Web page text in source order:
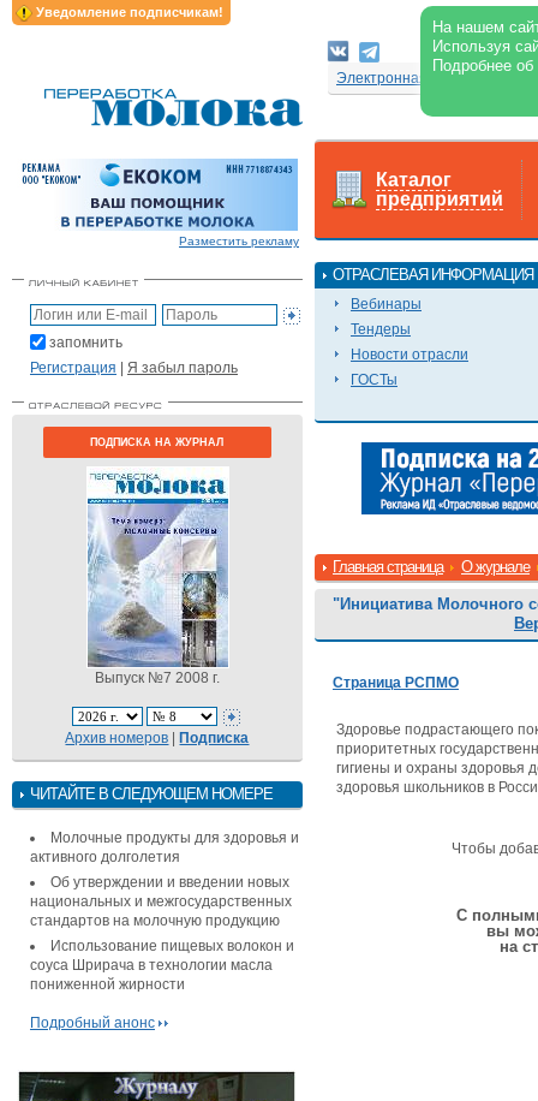
Уведомление подписчикам!
На нашем
Используя
Подробнее
Электронная версия
Разместить рекламу
запомнить
Регистрация | Я забыл пароль
ПОДПИСКА НА ЖУРНАЛ
Выпуск №7 2008 г.
Архив номеров |Подписка
ЧИТАЙТЕ В СЛЕДУЮЩЕМ НОМЕРЕ
Молочные продукты для здоровья и
активного долголетия
Об утверждении и введении новых
национальных и межгосударственных
стандартов на молочную продукцию
Использование пищевых волокон и
соуса Шрирача в технологии масла
пониженной жирности
Подробный анонс
Каталог
предприятий
ОТРАСЛЕВАЯ ИНФОРМАЦИЯ
Вебинары
Тендеры
Новости отрасли
ГОСТы
Главная страница О журнале
"Инициатива Молочного
Страница РСПМО
Здоровье подрастающего
приоритетных
гигиены и охраны здоровья
здоровья школьников в
Чтобы
С
вы
на